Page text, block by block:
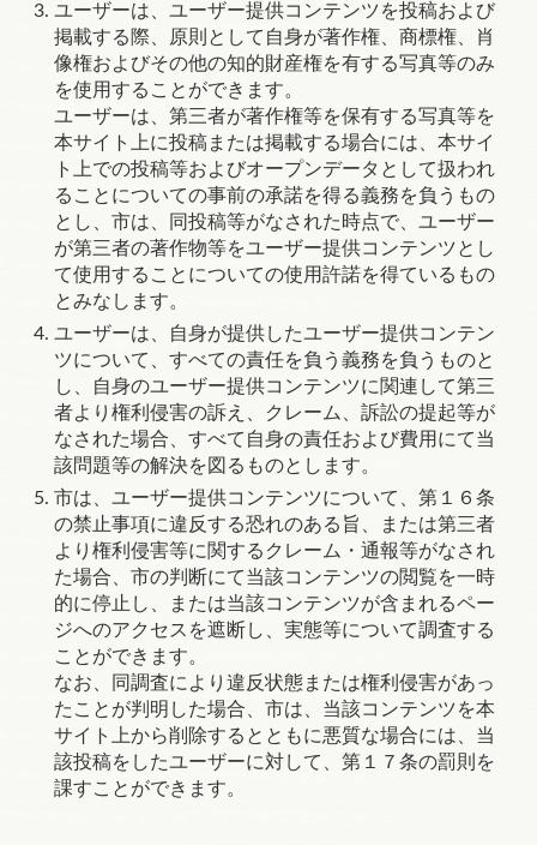
ユーザーは、ユーザー提供コンテンツを投稿および
掲載する際、原則として自身が著作権、商標権、肖
像権およびその他の知的財産権を有する写真等のみ
を使用することができます。
ユーザーは、第三者が著作権等を保有する写真等を
本サイト上に投稿または掲載する場合には、本サイ
ト上での投稿等およびオープンデータとして扱われ
ることについての事前の承諾を得る義務を負うもの
とし、市は、同投稿等がなされた時点で、ユーザー
が第三者の著作物等をユーザー提供コンテンツとし
て使用することについての使用許諾を得ているもの
とみなします。
ユーザーは、自身が提供したユーザー提供コンテン
ツについて、すべての責任を負う義務を負うものと
し、自身のユーザー提供コンテンツに関連して第三
者より権利侵害の訴え、クレーム、訴訟の提起等が
なされた場合、すべて自身の責任および費用にて当
該問題等の解決を図るものとします。
市は、ユーザー提供コンテンツについて、 第１６条
の禁止事項に違反する恐れのある旨、または第三者
より権利侵害等に関するクレーム・通報等がなされ
た場合、市の判断にて当該コンテンツの閲覧を一時
的に停止し、または当該コンテンツが含まれるペー
ジへのアクセスを遮断し、実態等について調査する
ことができます。
なお、同調査により違反状態または権利侵害があっ
たことが判明した場合、市は、当該コンテンツを本
サイト上から削除するとともに悪質な場合には、当
該投稿をしたユーザーに対して、 第１７条の罰則を
課すことができます。